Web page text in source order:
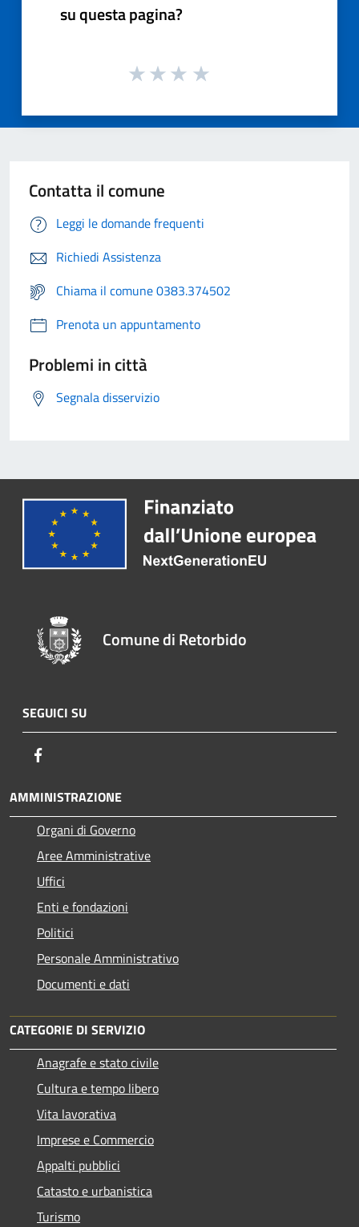
su questa pagina?
Contatta il comune
Leggi le domande frequenti
Richiedi Assistenza
Chiama il comune 0383.374502
Prenota un appuntamento
Problemi in città
Segnala disservizio
Comune di Retorbido
SEGUICI SU
AMMINISTRAZIONE
Organi di Governo
Aree Amministrative
Uffici
Enti e fondazioni
Politici
Personale Amministrativo
Documenti e dati
CATEGORIE DI SERVIZIO
Anagrafe e stato civile
Cultura e tempo libero
Vita lavorativa
Imprese e Commercio
Appalti pubblici
Catasto e urbanistica
Turismo